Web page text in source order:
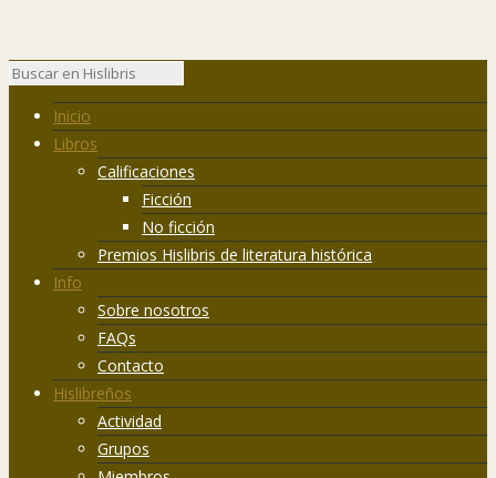
Inicio
Libros
Calificaciones
Ficción
No ficción
Premios Hislibris de literatura histórica
Info
Sobre nosotros
FAQs
Contacto
Hislibreños
Actividad
Grupos